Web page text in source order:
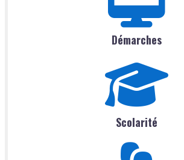
Démarches
Scolarité